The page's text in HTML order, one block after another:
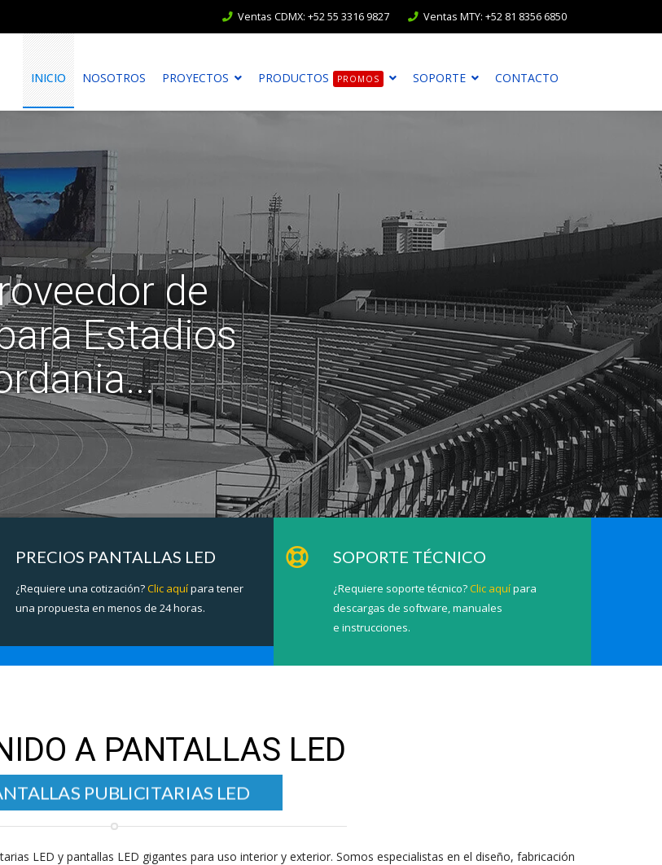
Ventas CDMX: +52 55 3316 9827 Ventas MTY: +52 81 8356 6850
INICIO NOSOTROS PROYECTOS PRODUCTOS PROMOS SOPORTE CONTACTO
de
Estadios
PRECIOS PANTALLAS LED
¿Requiere una cotización?Clic aquípara tener
una propuesta en menos de 24 horas.
SOPORTE TÉCNICO
¿Requiere soporte técnico?Clic aquípara
descargas de software, manuales
e instrucciones.
A PANTALLAS LED
ELECTRÓNICAS
LED
PUBLICITARIAS LED
LED y pantallas LED gigantes para uso interior y exterior. Somos especialistas en el diseño, fabricación